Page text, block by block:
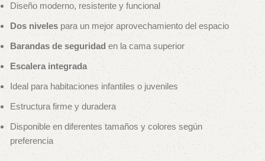
Diseño moderno, resistente y funcional
Dos niveles para un mejor aprovechamiento del espacio
Barandas de seguridad en la cama superior
Escalera integrada
Ideal para habitaciones infantiles o juveniles
Estructura firme y duradera
Disponible en diferentes tamaños y colores según
preferencia